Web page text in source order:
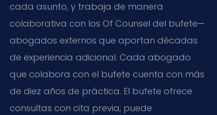
cada asunto, y trabaja de manera
colaborativa con los Of Counsel del bufete—
abogados externos que aportan décadas
de experiencia adicional. Cada abogado
que colabora con el bufete cuenta con más
de diez años de práctica. El bufete ofrece
consultas con cita previa; puede